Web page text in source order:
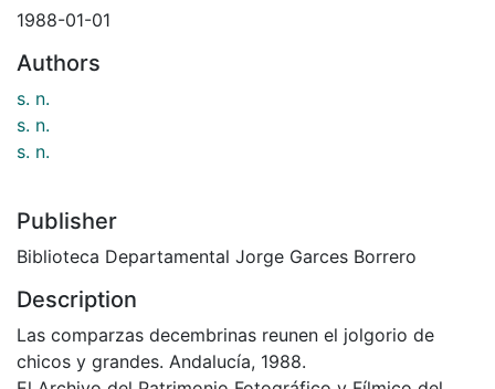
1988-01-01
Authors
s. n.
s. n.
s. n.
Publisher
Biblioteca Departamental Jorge Garces Borrero
Description
Las comparzas decembrinas reunen el jolgorio de
chicos y grandes. Andalucía, 1988.